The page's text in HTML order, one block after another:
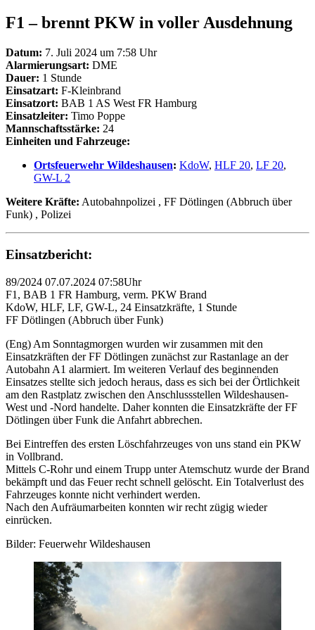
F1 – brennt PKW in voller Ausdehnung
Datum: 7. Juli 2024 um 7:58 Uhr
Alarmierungsart: DME
Dauer: 1 Stunde
Einsatzart: F-Kleinbrand
Einsatzort: BAB 1 AS West FR Hamburg
Einsatzleiter: Timo Poppe
Mannschaftsstärke: 24
Einheiten und Fahrzeuge:
Ortsfeuerwehr Wildeshausen: KdoW, HLF 20, LF 20,
GW-L 2
Weitere Kräfte: Autobahnpolizei , FF Dötlingen (Abbruch über
Funk) , Polizei
Einsatzbericht:
89/2024 07.07.2024 07:58Uhr
F1, BAB 1 FR Hamburg, verm. PKW Brand
KdoW, HLF, LF, GW-L, 24 Einsatzkräfte, 1 Stunde
FF Dötlingen (Abbruch über Funk)
(Eng) Am Sonntagmorgen wurden wir zusammen mit den
Einsatzkräften der FF Dötlingen zunächst zur Rastanlage an der
Autobahn A1 alarmiert. Im weiteren Verlauf des beginnenden
Einsatzes stellte sich jedoch heraus, dass es sich bei der Örtlichkeit
am den Rastplatz zwischen den Anschlussstellen Wildeshausen-
West und -Nord handelte. Daher konnten die Einsatzkräfte der FF
Dötlingen über Funk die Anfahrt abbrechen.
Bei Eintreffen des ersten Löschfahrzeuges von uns stand ein PKW
in Vollbrand.
Mittels C-Rohr und einem Trupp unter Atemschutz wurde der Brand
bekämpft und das Feuer recht schnell gelöscht. Ein Totalverlust des
Fahrzeuges konnte nicht verhindert werden.
Nach den Aufräumarbeiten konnten wir recht zügig wieder
einrücken.
Bilder: Feuerwehr Wildeshausen